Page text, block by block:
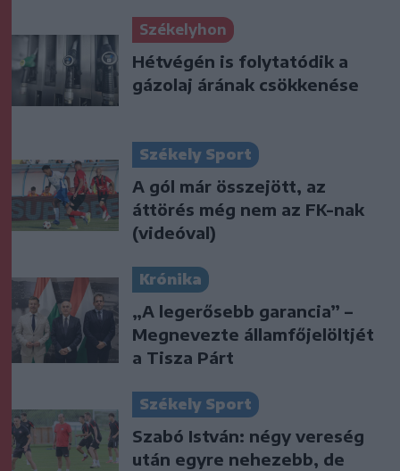
Székelyhon
Hétvégén is folytatódik a
gázolaj árának csökkenése
Székely Sport
A gól már összejött, az
áttörés még nem az FK-nak
(videóval)
Krónika
„A legerősebb garancia” –
Megnevezte államfőjelöltjét
a Tisza Párt
Székely Sport
Szabó István: négy vereség
után egyre nehezebb, de